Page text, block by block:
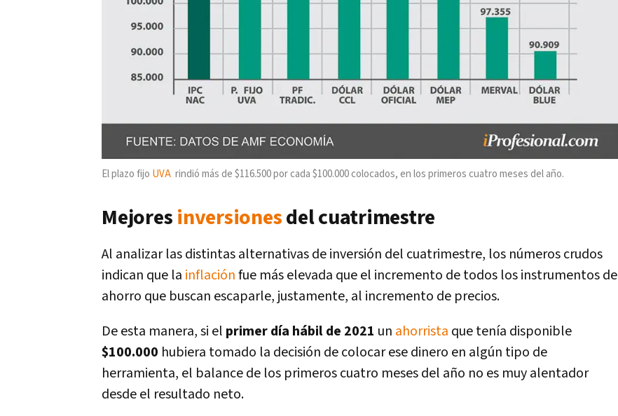
El plazo fijo UVA rindió más de $116.500 por cada $100.000 colocados, en los primeros cuatro meses del año.
Mejores inversionesdel cuatrimestre
Al analizar las distintas alternativas de inversión del cuatrimestre, los números crudos
indican que la inflaciónfue más elevada que el incremento de todos los instrumentos de
ahorro que buscan escaparle, justamente, al incremento de precios.
De esta manera, si el primer día hábil de 2021 un ahorrista que tenía disponible
$100.000 hubiera tomado la decisión de colocar ese dinero en algún tipo de
herramienta, el balance de los primeros cuatro meses del año no es muy alentador
desde el resultado neto.